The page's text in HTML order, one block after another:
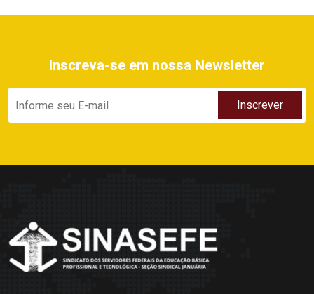
Inscreva-se em nossa Newsletter